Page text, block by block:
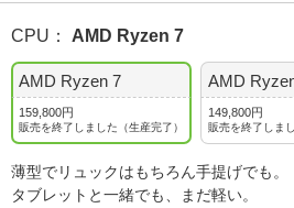
CPU ： AMD Ryzen 7
AMD Ryzen 7
159,800円
販売を終了しました（生産完了）
AMD
149,800円
販売を終了しま
薄型でリュックはもちろん手提げでも。
タブレットと一緒でも、まだ軽い。